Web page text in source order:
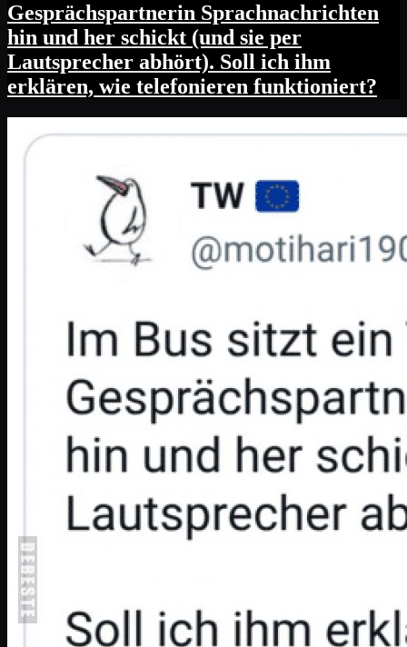
Gesprächspartnerin Sprachnachrichten
hin und her schickt (und sie per
Lautsprecher abhört). Soll ich ihm
erklären, wie telefonieren funktioniert?